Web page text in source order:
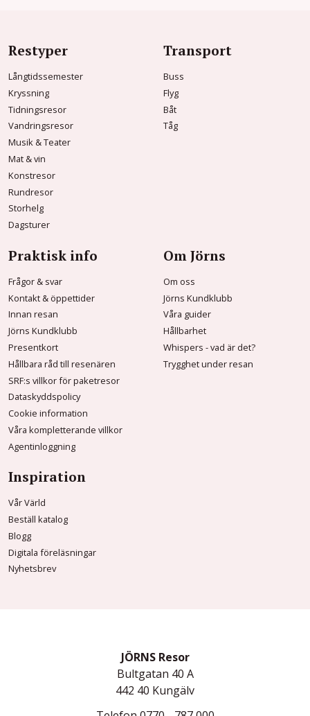
Restyper
Långtidssemester
Kryssning
Tidningsresor
Vandringsresor
Musik & Teater
Mat & vin
Konstresor
Rundresor
Storhelg
Dagsturer
Transport
Buss
Flyg
Båt
Tåg
Praktisk info
Frågor & svar
Kontakt & öppettider
Innan resan
Jörns Kundklubb
Presentkort
Hållbara råd till resenären
SRF:s villkor för paketresor
Dataskyddspolicy
Cookie information
Våra kompletterande villkor
Agentinloggning
Om Jörns
Om oss
Jörns Kundklubb
Våra guider
Hållbarhet
Whispers - vad är det?
Trygghet under resan
Inspiration
Vår Värld
Beställ katalog
Blogg
Digitala föreläsningar
Nyhetsbrev
JÖRNS Resor
Bultgatan 40 A
442 40 Kungälv